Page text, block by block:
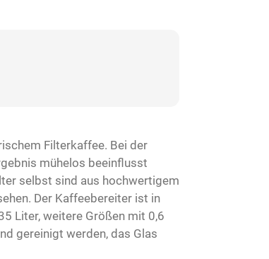
Filterkaffee. Bei der
mühelos beeinflusst
selbst sind aus hochwertigem
Der Kaffeebereiter ist in
Liter, weitere Größen mit 0,6
gereinigt werden, das Glas